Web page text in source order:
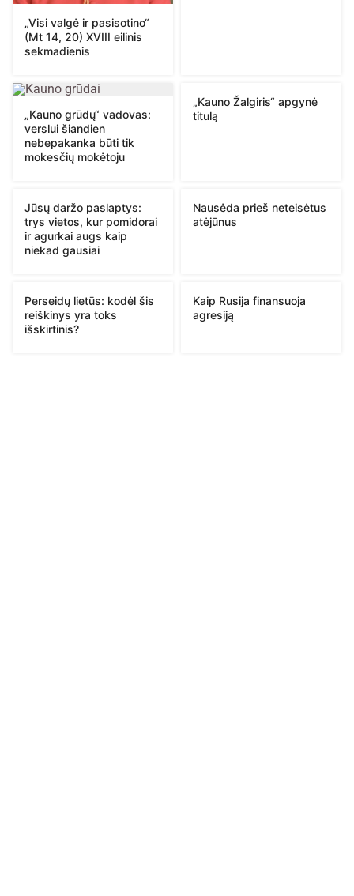
„Visi valgė ir pasisotino“
(Mt 14, 20) XVIII eilinis
sekmadienis
„Kauno grūdų“ vadovas:
verslui šiandien
nebepakanka būti tik
mokesčių mokėtoju
„Kauno Žalgiris“ apgynė
titulą
Jūsų daržo paslaptys:
trys vietos, kur pomidorai
ir agurkai augs kaip
niekad gausiai
Nausėda prieš neteisėtus
atėjūnus
Perseidų lietūs: kodėl šis
reiškinys yra toks
išskirtinis?
Kaip Rusija finansuoja
agresiją